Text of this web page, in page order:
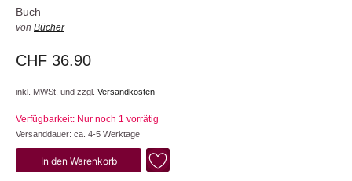
Buch
von Bücher
CHF 36.90
inkl. MWSt. und zzgl. Versandkosten
Verfügbarkeit: Nur noch 1 vorrätig
Versanddauer: ca. 4-5 Werktage
Date
In den Warenkorb